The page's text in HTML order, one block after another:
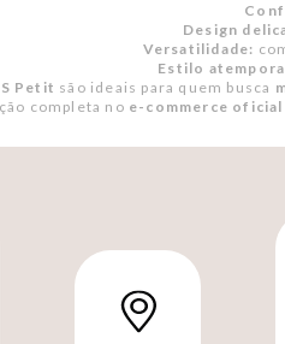
Design
Versatilidade:
Estilo
Petit são ideais para quem busca
completa no e-commerce oficial